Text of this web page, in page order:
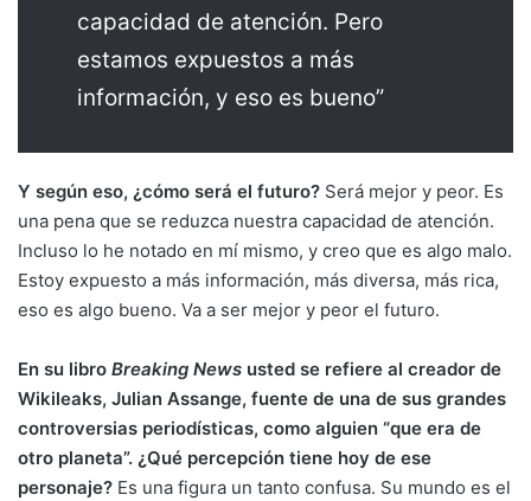
capacidad de atención. Pero
estamos expuestos a más
información, y eso es bueno”
Y según eso, ¿cómo será el futuro? Será mejor y peor. Es
una pena que se reduzca nuestra capacidad de atención.
Incluso lo he notado en mí mismo, y creo que es algo malo.
Estoy expuesto a más información, más diversa, más rica,
eso es algo bueno. Va a ser mejor y peor el futuro.
En su libro Breaking News usted se refiere al creador de
Wikileaks, Julian Assange, fuente de una de sus grandes
controversias periodísticas, como alguien “que era de
otro planeta”. ¿Qué percepción tiene hoy de ese
personaje? Es una figura un tanto confusa. Su mundo es el